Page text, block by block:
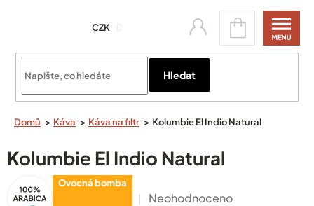
CZK
Hledat
Nákupní
košík
Domů Káva Káva na filtr Kolumbie El Indio Natural
Kolumbie El Indio Natural
Arabica
Ovocná bomba
Průměrné
Neohodnoceno